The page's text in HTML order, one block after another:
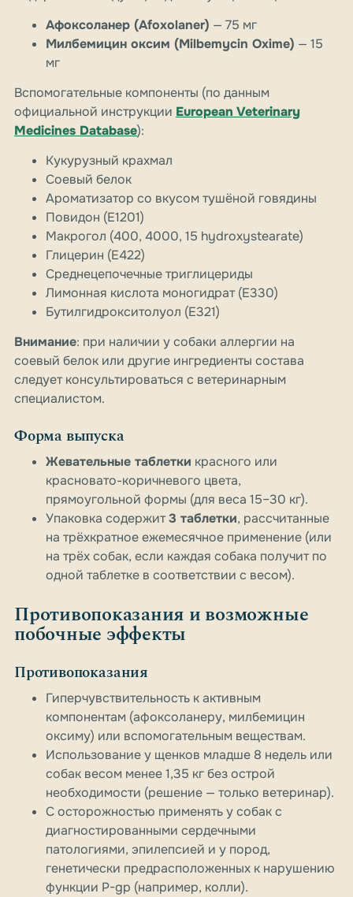
Афоксоланер (Afoxolaner) — 75 мг
Милбемицин оксим (Milbemycin Oxime) — 15
мг
Вспомогательные компоненты (по данным
официальной инструкции European Veterinary
Medicines Database):
Кукурузный крахмал
Соевый белок
Ароматизатор со вкусом тушёной говядины
Повидон (E1201)
Макрогол (400, 4000, 15 hydroxystearate)
Глицерин (E422)
Среднецепочечные триглицериды
Лимонная кислота моногидрат (E330)
Бутилгидрокситолуол (E321)
Внимание: при наличии у собаки аллергии на
соевый белок или другие ингредиенты состава
следует консультироваться с ветеринарным
специалистом.
Форма выпуска
Жевательные таблетки красного или
красновато-коричневого цвета,
прямоугольной формы (для веса 15–30 кг).
Упаковка содержит3 таблетки, рассчитанные
на трёхкратное ежемесячное применение (или
на трёх собак, если каждая собака получит по
одной таблетке в соответствии с весом).
Противопоказания и возможные
побочные эффекты
Противопоказания
Гиперчувствительность к активным
компонентам (афоксоланеру, милбемицин
оксиму) или вспомогательным веществам.
Использование у щенков младше 8 недель или
собак весом менее 1,35 кг без острой
необходимости (решение — только ветеринар).
С осторожностью применять у собак с
диагностированными сердечными
патологиями, эпилепсией и у пород,
генетически предрасположенных к нарушению
функции P-gp (например, колли).